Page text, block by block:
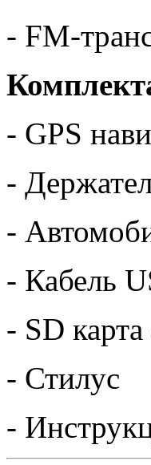
- FM-
- GPS
-
-
- Кабель
- SD
- Стилус
-